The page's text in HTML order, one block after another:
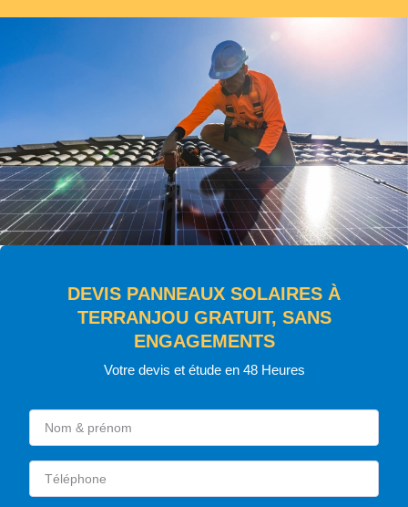
DEVIS PANNEAUX SOLAIRES À
TERRANJOU GRATUIT, SANS
ENGAGEMENTS
Votre devis et étude en 48 Heures